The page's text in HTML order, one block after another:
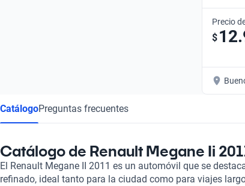
Precio
$
CatálogoPreguntas frecuentes
Catálogo de Renault Megane Ii
El Renault Megane II 2011 es un automóvil que se
refinado, ideal tanto para la ciudad como para viajes